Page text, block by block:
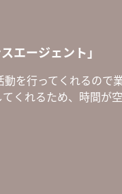
エージェント」
を行ってくれるので
くれるため、時間が